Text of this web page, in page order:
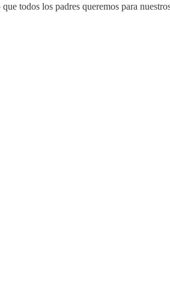
todos los padres queremos para